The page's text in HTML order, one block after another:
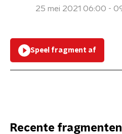
25 mei 2021 06:00 -
Speel fragment af
Recente fragmenten